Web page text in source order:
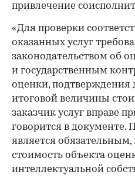
привлечение
«Для проверки
оказанных услуг
законодательством об
и государственным
оценки, подтверждения
итоговой величины
заказчик услуг вправе
говорится в документе.
является
стоимость объекта
интеллектуальной